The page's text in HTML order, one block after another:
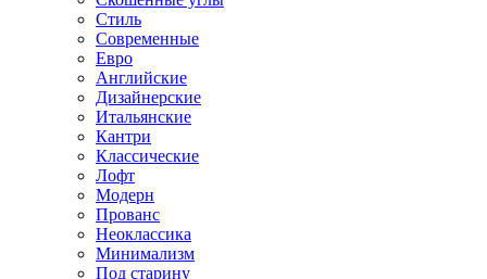
Стиль
Современные
Евро
Английские
Дизайнерские
Итальянские
Кантри
Классические
Лофт
Модерн
Прованс
Неоклассика
Минимализм
Под старину